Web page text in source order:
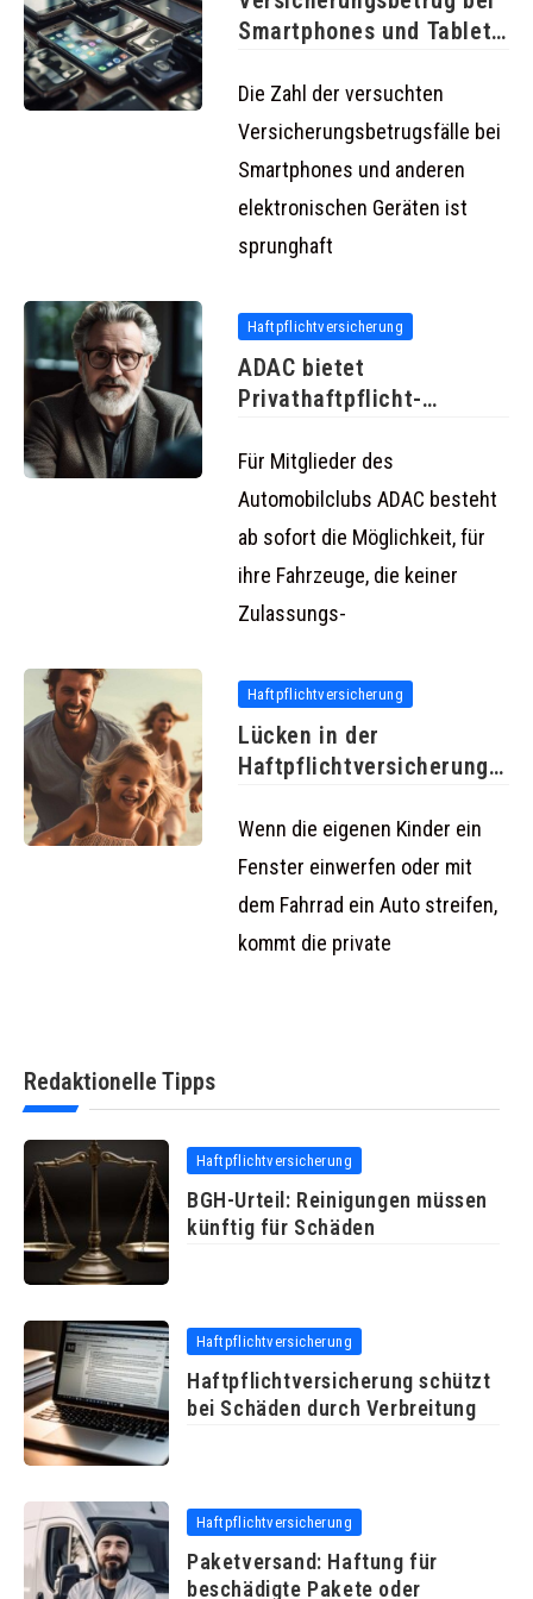
Smartphones und Tablet-
Die Zahl der versuchten
Versicherungsbetrugsfälle bei
Smartphones und anderen
elektronischen Geräten ist
sprunghaft
Haftpflichtversicherung
ADAC bietet
Privathaftpflicht-
Für Mitglieder des
Automobilclubs ADAC besteht
ab sofort die Möglichkeit, für
ihre Fahrzeuge, die keiner
Zulassungs-
Haftpflichtversicherung
Lücken in der
Haftpflichtversicherung
Familien
Wenn die eigenen Kinder ein
Fenster einwerfen oder mit
dem Fahrrad ein Auto streifen,
kommt die private
Redaktionelle Tipps
Haftpflichtversicherung
BGH-Urteil: Reinigungen müssen
künftig für Schäden
Haftpflichtversicherung
Haftpflichtversicherung schützt
bei Schäden durch Verbreitung
Haftpflichtversicherung
Paketversand: Haftung für
beschädigte Pakete oder